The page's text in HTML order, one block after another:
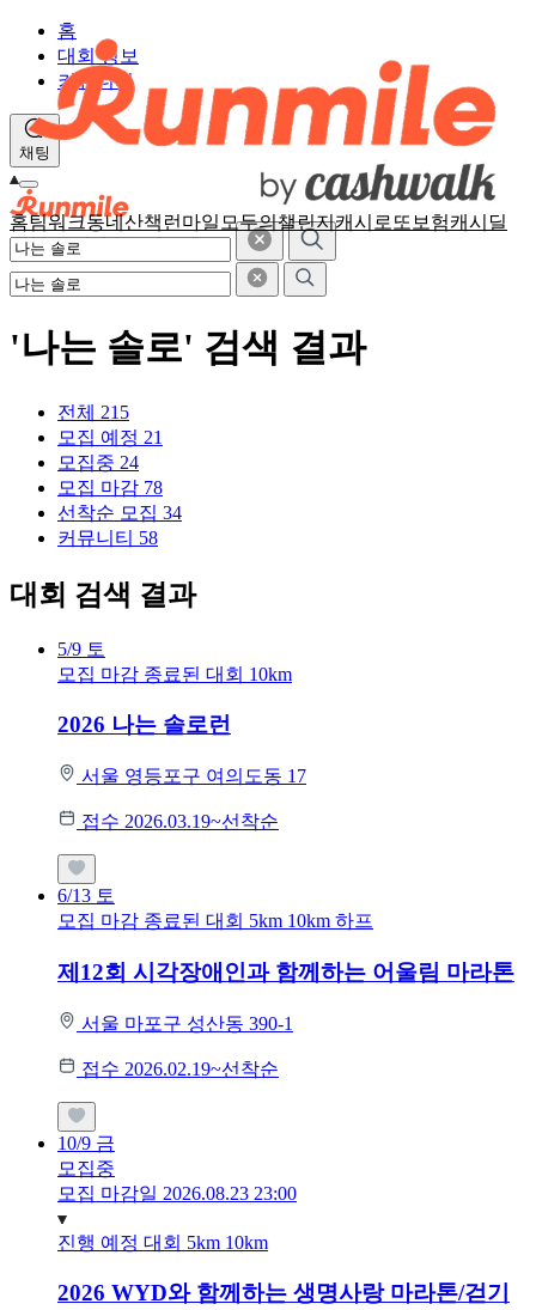
홈팀워크동네산책 런마일 모두의챌린지캐시로또 보험캐시딜
홈
대회 정보
커뮤니티
채팅
'나는 솔로' 검색 결과
전체 215
모집 예정 21
모집중 24
모집 마감 78
선착순 모집 34
커뮤니티 58
대회 검색 결과
5/9 토
모집 마감 종료된 대회 10km
2026 나는 솔로런
서울 영등포구 여의도동 17
접수 2026.03.19~선착순
6/13 토
모집 마감 종료된 대회 5km 10km 하프
제12회 시각장애인과 함께하는 어울림 마라톤
서울 마포구 성산동 390-1
접수 2026.02.19~선착순
10/9 금
모집중
모집 마감일 2026.08.23 23:00
진행 예정 대회 5km 10km
2026 WYD와 함께하는 생명사랑 마라톤/걷기